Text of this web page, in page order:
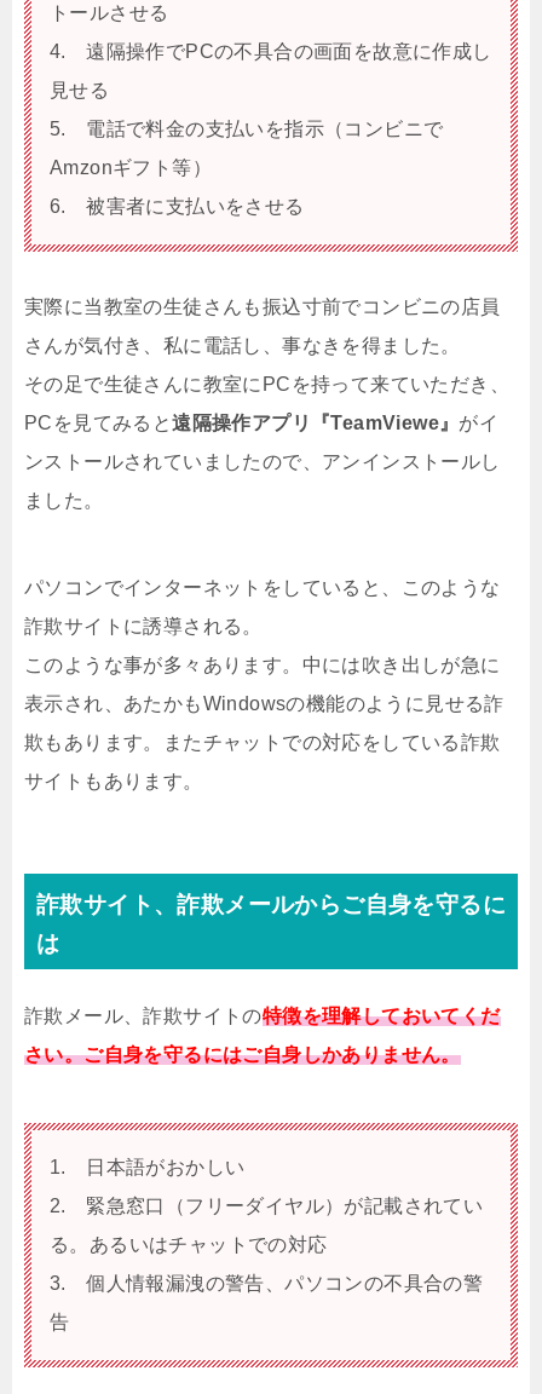
トールさせる
4. 遠隔操作でPCの不具合の画面を故意に作成し
見せる
5. 電話で料金の支払いを指示（コンビニで
Amzonギフト等）
6. 被害者に支払いをさせる
実際に当教室の生徒さんも振込寸前でコンビニの店員
さんが気付き、私に電話し、事なきを得ました。
その足で生徒さんに教室にPCを持って来ていただき、
PCを見てみると遠隔操作アプリ『TeamViewe』 がイ
ンストールされていましたので、アンインストールし
ました。
パソコンでインターネットをしていると、このような
詐欺サイトに誘導される。
このような事が多々あります。中には吹き出しが急に
表示され、あたかもWindowsの機能のように見せる詐
欺もあります。またチャットでの対応をしている詐欺
サイトもあります。
詐欺サイト、詐欺メールからご自身を守るに
は
詐欺メール、詐欺サイトの特徴を理解しておいてくだ
さい。ご自身を守るにはご自身しかありません。
1. 日本語がおかしい
2. 緊急窓口（フリーダイヤル）が記載されてい
る。あるいはチャットでの対応
3. 個人情報漏洩の警告、パソコンの不具合の警
告